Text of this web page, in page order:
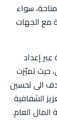
سواء
مع الجهات
عبر إعداد
حيث تميّزت
الى تحسين
الشفافية
العام.